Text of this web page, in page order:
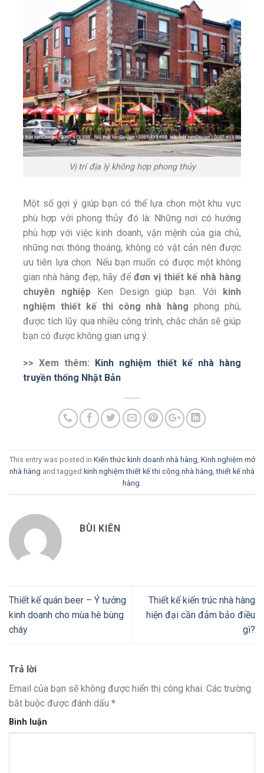
Vị trí địa lý không hợp phong thủy
Một số gợi ý giúp bạn có thể lựa chọn một khu vực
phù hợp với phong thủy đó là: Những nơi có hướng
phù hợp với việc kinh doanh, vận mệnh của gia chủ,
những nơi thông thoáng, không có vật cản nên được
ưu tiên lựa chọn. Nếu bạn muốn có được một không
gian nhà hàng đẹp, hãy để đơn vị thiết kế nhà hàng
chuyên nghiệpKen Design giúp bạn. Với kinh
nghiệm thiết kế thi công nhà hàng phong phú,
được tích lũy qua nhiều công trình, chắc chắn sẽ giúp
bạn có được không gian ưng ý.
>> Xem thêm: Kinh nghiệm thiết kế nhà hàng
truyền thống Nhật Bản
This entry was posted in Kiến thức kinh doanh nhà hàng, Kinh nghiệm mở
nhà hàng and tagged kinh nghiệm thiết kế thi công nhà hàng,thiết kế nhà
hàng.
BÙI KIÊN
Thiết kế quán beer – Ý tưởng
kinh doanh cho mùa hè bùng
cháy
Thiết kế kiến trúc nhà hàng
hiện đại cần đảm bảo điều
gì?
Trả lời
Email của bạn sẽ không được hiển thị công khai. Các trường
bắt buộc được đánh dấu *
Bình luận